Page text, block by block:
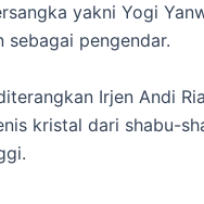
yakni Yogi
sebagai pengendar.
Irjen Andi
kristal dari shabu-